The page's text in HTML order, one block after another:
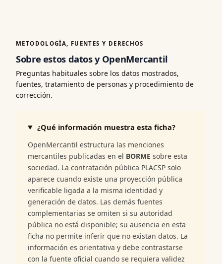
METODOLOGÍA, FUENTES Y DERECHOS
Sobre estos datos y OpenMercantil
Preguntas habituales sobre los datos mostrados,
fuentes, tratamiento de personas y procedimiento de
corrección.
¿Qué información muestra esta ficha?
OpenMercantil estructura las menciones
mercantiles publicadas en el BORME sobre esta
sociedad. La contratación pública PLACSP solo
aparece cuando existe una proyección pública
verificable ligada a la misma identidad y
generación de datos. Las demás fuentes
complementarias se omiten si su autoridad
pública no está disponible; su ausencia en esta
ficha no permite inferir que no existan datos. La
información es orientativa y debe contrastarse
con la fuente oficial cuando se requiera validez